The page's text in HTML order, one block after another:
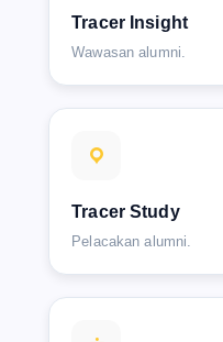
Tracer Insight
Wawasan alumni.
Tracer Study
Pelacakan alumni.